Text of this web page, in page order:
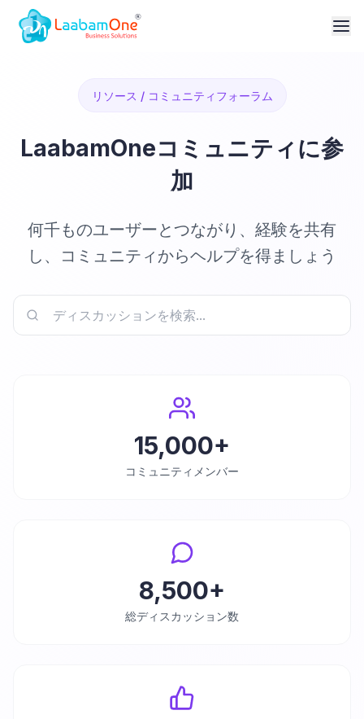
リソース / コミュニティフォーラム
LaabamOneコミュニティに参
加
何千ものユーザーとつながり、経験を共有
し、コミュニティからヘルプを得ましょう
15,000+
コミュニティメンバー
8,500+
総ディスカッション数